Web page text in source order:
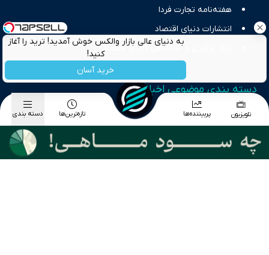
به دنیای عالی بازار والکس خوش آمدید! ترید را آغاز
کنید!
خرید آسان
هفته‌نامه تجارت فردا
انتشارات دنیای اقتصاد
مرکز نوآوری و شتابدهی دنیای اقتصاد
دسته بندی موضوعی اخبار
اخبار اقتصاد کلان
اخبار بورس
اخبار طلا و ارز
تلویزیون پربیننده‌ها تازه‌ترین‌ها دسته بندی